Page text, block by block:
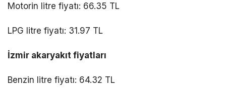
Motorin litre fiyatı: 66.35 TL
LPG litre fiyatı: 31.97 TL
İzmir akaryakıt fiyatları
Benzin litre fiyatı: 64.32 TL